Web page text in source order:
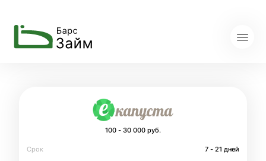
100 - 30 000 руб.
Срок
7 - 21 дней